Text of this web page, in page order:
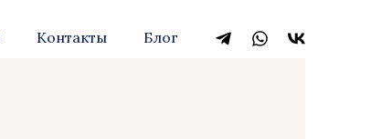
Контакты Блог